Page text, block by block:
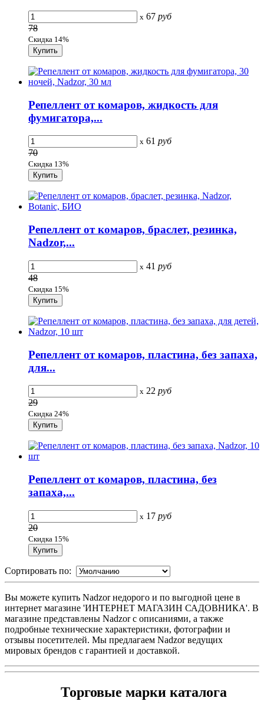
x 67 руб
78
Скидка 14%
Репеллент от комаров, жидкость для
фумигатора,...
x 61 руб
70
Скидка 13%
Репеллент от комаров, браслет, резинка,
Nadzor,...
x 41 руб
48
Скидка 15%
Репеллент от комаров, пластина, без запаха,
для...
x 22 руб
29
Скидка 24%
Репеллент от комаров, пластина, без
запаха,...
x 17 руб
20
Скидка 15%
Сортировать по:
Вы можете купить Nadzor недорого и по выгодной цене в
интернет магазине 'ИНТЕРНЕТ МАГАЗИН САДОВНИКА'. В
магазине представлены Nadzor с описаниями, а также
подробные технические характеристики, фотографии и
отзывы посетителей. Мы предлагаем Nadzor ведущих
мировых брендов с гарантией и доставкой.
Торговые марки каталога